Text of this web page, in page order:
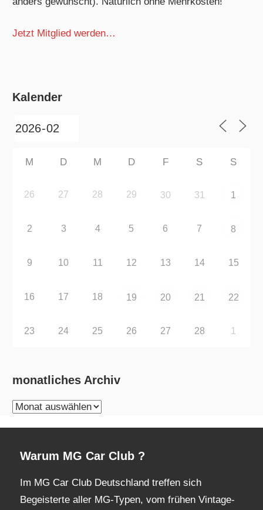
Jetzt Mitglied werden…
Kalender
M D M D F S S
26 27 28 29 30 31 1
2 3 4 5 6 7 8
9 10 11 12 13 14 15
16 17 18 19 20 21 22
23 24 25 26 27 28 1
monatliches Archiv
monatliches
Warum MG Car Club ?
Im MG Car Club Deutschland treffen sich
Begeisterte aller MG-Typen, vom frühen Vintage-